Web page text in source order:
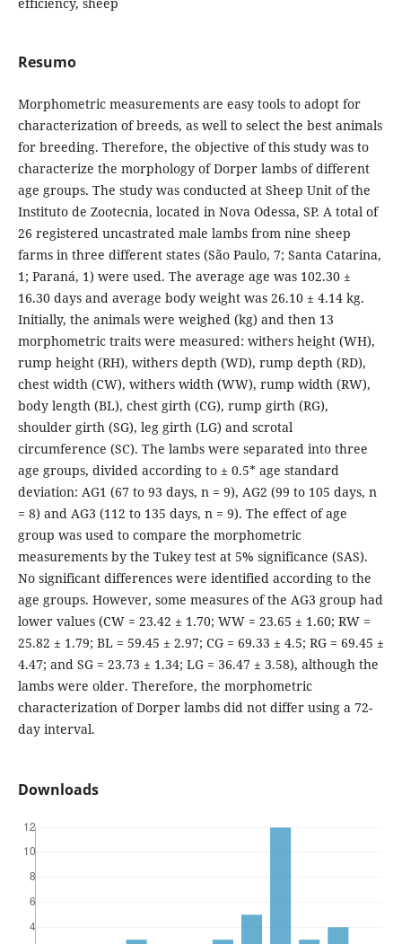
Resumo
Morphometric measurements are easy tools to adopt for
characterization of breeds, as well to select the best animals
for breeding. Therefore, the objective of this study was to
characterize the morphology of Dorper lambs of different
age groups. The study was conducted at Sheep Unit of the
Instituto de Zootecnia, located in Nova Odessa, SP. A total of
26 registered uncastrated male lambs from nine sheep
farms in three different states (São Paulo, 7; Santa Catarina,
1; Paraná, 1) were used. The average age was 102.30 ±
16.30 days and average body weight was 26.10 ± 4.14 kg.
Initially, the animals were weighed (kg) and then 13
morphometric traits were measured: withers height (WH),
rump height (RH), withers depth (WD), rump depth (RD),
chest width (CW), withers width (WW), rump width (RW),
body length (BL), chest girth (CG), rump girth (RG),
shoulder girth (SG), leg girth (LG) and scrotal
circumference (SC). The lambs were separated into three
age groups, divided according to ± 0.5* age standard
deviation: AG1 (67 to 93 days, n = 9), AG2 (99 to 105 days, n
= 8) and AG3 (112 to 135 days, n = 9). The effect of age
group was used to compare the morphometric
measurements by the Tukey test at 5% significance (SAS).
No significant differences were identified according to the
age groups. However, some measures of the AG3 group had
lower values (CW = 23.42 ± 1.70; WW = 23.65 ± 1.60; RW =
25.82 ± 1.79; BL = 59.45 ± 2.97; CG = 69.33 ± 4.5; RG = 69.45 ±
4.47; and SG = 23.73 ± 1.34; LG = 36.47 ± 3.58), although the
lambs were older. Therefore, the morphometric
characterization of Dorper lambs did not differ using a 72-
day interval.
Downloads